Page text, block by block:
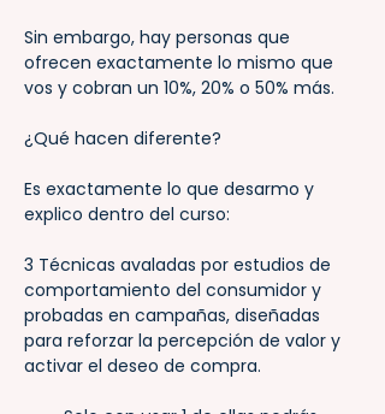
Sin embargo, hay personas que
ofrecen exactamente lo mismo que
vos y cobran un 10%, 20% o 50% más.
¿Qué hacen diferente?
Es exactamente lo que desarmo y
explico dentro del curso:
3 Técnicas avaladas por estudios de
comportamiento del consumidor y
probadas en campañas, diseñadas
para reforzar la percepción de valor y
activar el deseo de compra.